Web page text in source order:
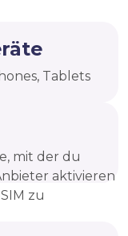
Tablets
mit der du
aktivieren
zu